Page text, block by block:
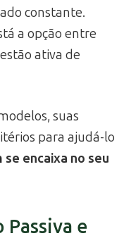
constante.
a opção entre
ativa de
suas
para ajudá-lo
encaixa no seu
e